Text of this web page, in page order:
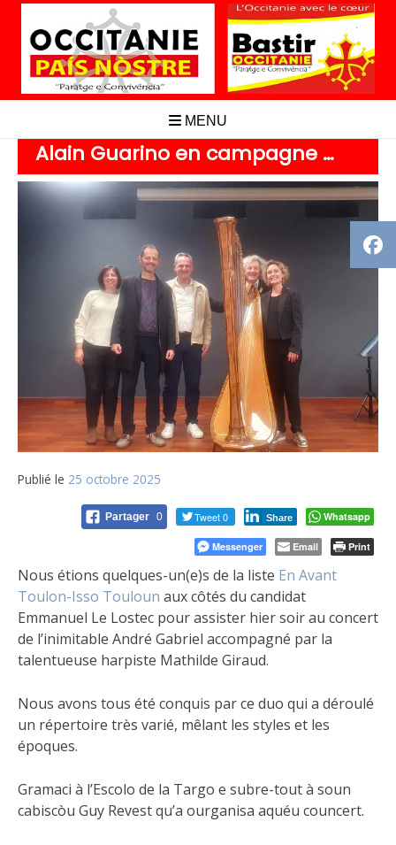
Aller
contenu
MENU
Alain Guarino en campagne …
Publié le 25 octobre 2025
Partager 0 Tweet 0 Share Whatsapp
Messenger Email Print
Nous étions quelques-un(e)s de la liste En Avant
Toulon-Isso Touloun aux côtés du candidat
Emmanuel Le Lostec pour assister hier soir au concert
de l’inimitable André Gabriel accompagné par la
talentueuse harpiste Mathilde Giraud.
Nous avons tous été conquis par ce duo qui a déroulé
un répertoire très varié, mêlant les styles et les
époques.
Gramaci à l’Escolo de la Targo e subre-tout à soun
cabiscòu Guy Revest qu’a ourganisa aquéu councert.